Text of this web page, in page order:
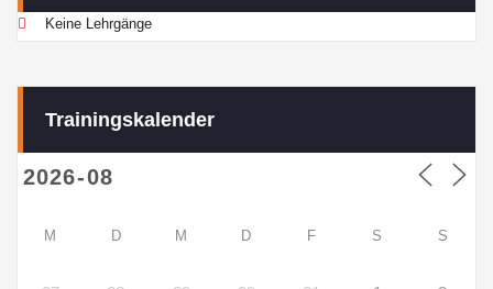
Keine Lehrgänge
Trainingskalender
M D M D F S S